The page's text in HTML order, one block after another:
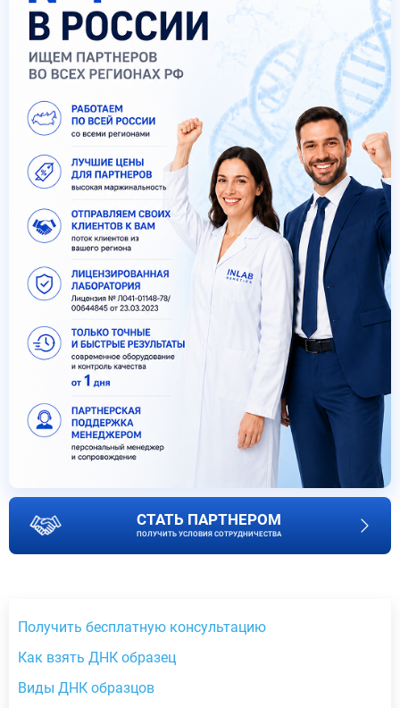
СТАТЬ ПАРТНЕРОМ
ПОЛУЧИТЬ УСЛОВИЯ СОТРУДНИЧЕСТВА
Получить бесплатную консультацию
Как взять ДНК образец
Виды ДНК образцов